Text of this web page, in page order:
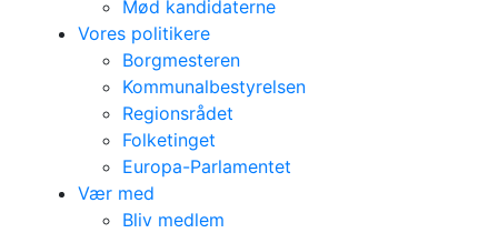
Mød kandidaterne
Vores politikere
Borgmesteren
Kommunalbestyrelsen
Regionsrådet
Folketinget
Europa-Parlamentet
Vær med
Bliv medlem